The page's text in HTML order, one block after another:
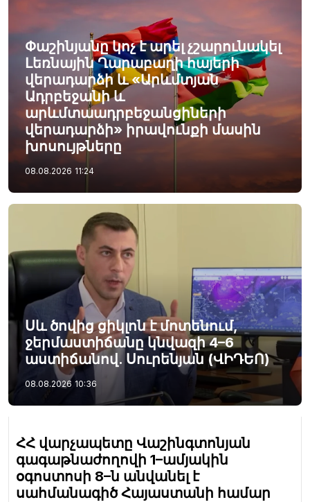
Փաշինյանը կոչ է արել չշարունակել
Լեռնային Ղարաբաղի հայերի
վերադարձի և «Արևմտյան
Ադրբեջանի և
արևմտաադրբեջանցիների
վերադարձի» իրավունքի մասին
խոսույթները
08.08.2026 11:24
Սև ծովից ցիկլոն է մոտենում,
ջերմաստիճանը կնվազի 4–6
աստիճանով. Սուրենյան (ՎԻԴԵՈ)
08.08.2026 10:36
ՀՀ վարչապետը Վաշինգտոնյան
գագաթնաժողովի 1–ամյակին
օգոստոսի 8–ն անվանել է
սահմանագիծ Հայաստանի համար